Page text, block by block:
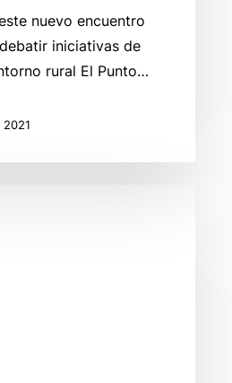
nuevo encuentro
iniciativas de
rural El Punto…